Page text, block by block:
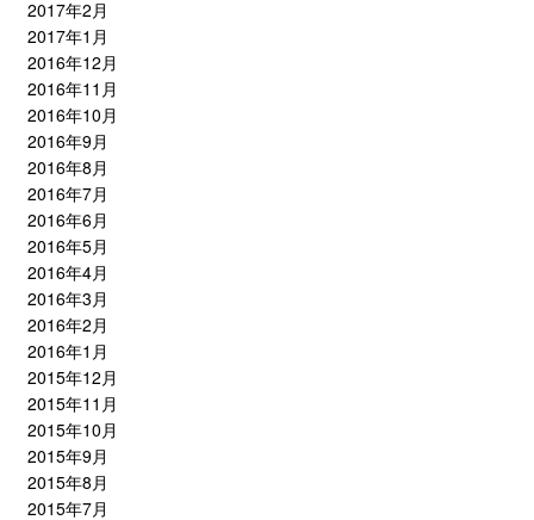
2017年2月
2017年1月
2016年12月
2016年11月
2016年10月
2016年9月
2016年8月
2016年7月
2016年6月
2016年5月
2016年4月
2016年3月
2016年2月
2016年1月
2015年12月
2015年11月
2015年10月
2015年9月
2015年8月
2015年7月